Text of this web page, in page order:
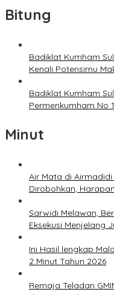
Bitung
Badiklat Kumham
Kenali Potensimu
Badiklat Kumham
Permenkumham No
Minut
Air Mata di
Dirobohkan,
Sarwidi Melawan,
Eksekusi Menjelang
Ini Hasil lengkap
2 Minut Tahun 2026
Remaja Teladan